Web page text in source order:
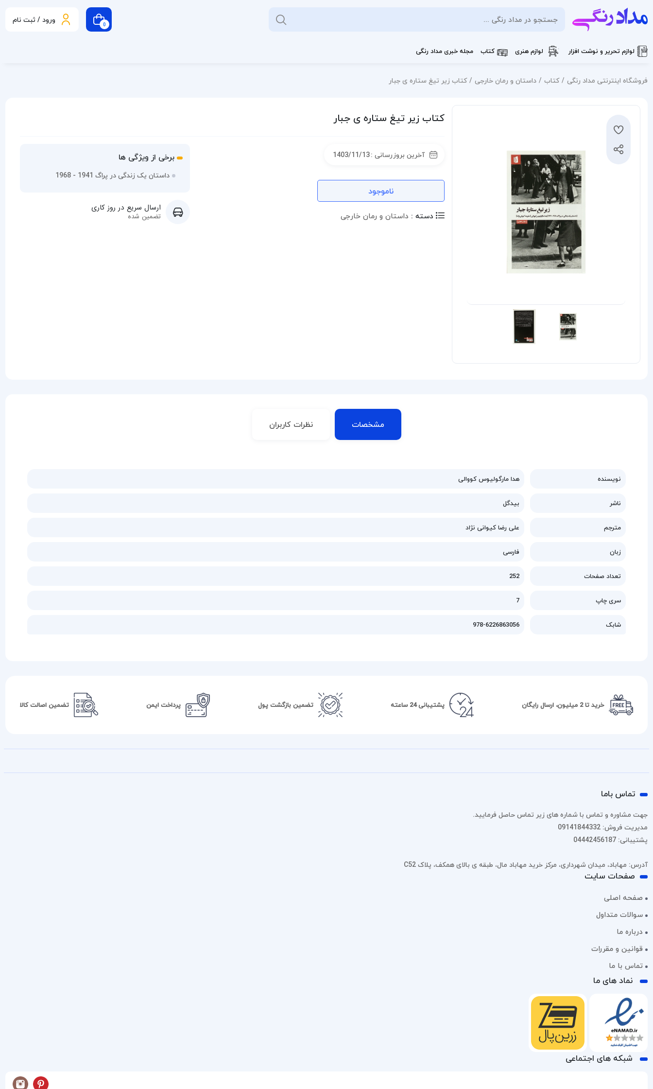
0 ورود / ثبت نام
لوازم تحریر و نوشت افزار لوازم هنری کتاب مجله خبری مداد رنگی
فروشگاه اینترنتی مداد رنگی کتاب داستان و رمان خارجی کتاب زیر تیغ ستاره ی جبار
کتاب زیر تیغ ستاره ی جبار
آخرین بروزرسانی :1403/11/13
ناموجود
دسته : داستان و رمان خارجی
برخی از ویژگی ها
داستان یک زندگی در پراگ 1941 - 1968
ارسال سریع در روز کاری
تضمین شده
مشخصات نظرات کاربران
نویسنده هدا مارگولیوس کووالی
ناشر بیدگل
مترجم علی رضا کیوانی نژاد
زبان فارسی
تعداد صفحات 252
سری چاپ 7
شابک 978-6226863056‬
خرید تا 2 میلیون، ارسال رایگان پشتیبانی 24 ساعته تضمین بازگشت پول پرداخت ایمن تضمین اصالت کالا
تماس باما
جهت مشاوره و تماس با شماره های زیر تماس حاصل فرمایید.
مدیریت فروش: 09141844332
پشتیبانی: 04442456187
آدرس: مهاباد، میدان شهرداری، مرکز خرید مهاباد مال، طبقه ی بالای همکف، پلاک C52
صفحات سایت
صفحه اصلی
سوالات متداول
درباره ما
قوانین و مقررات
تماس با ما
نماد های ما
شبکه های اجتماعی